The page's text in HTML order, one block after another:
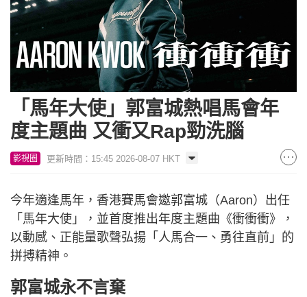
「馬年大使」郭富城熱唱馬會年
度主題曲 又衝又Rap勁洗腦
影視圈 更新時間：15:45 2026-08-07 HKT
今年適逢馬年，香港賽馬會邀郭富城（Aaron）出任
「馬年大使」，並首度推出年度主題曲《衝衝衝》，
以動感、正能量歌聲弘揚「人馬合一、勇往直前」的
拼搏精神。
郭富城永不言棄